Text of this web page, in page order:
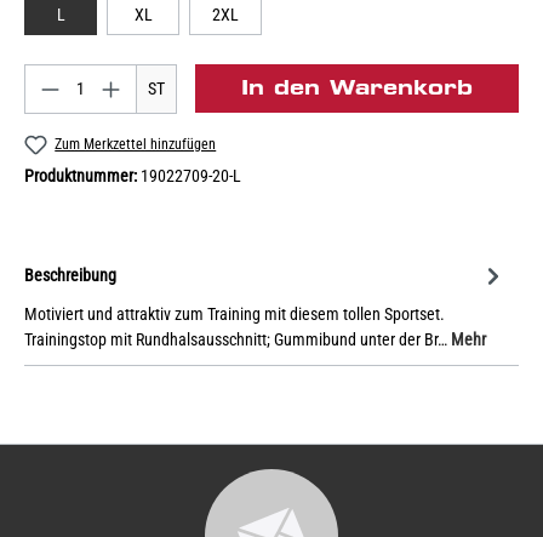
L XL 2XL
ST In den Warenkorb
Zum Merkzettel hinzufügen
Produktnummer: 19022709-20-L
Beschreibung
Motiviert und attraktiv zum Training mit diesem tollen Sportset.
Trainingstop mit Rundhalsausschnitt; Gummibund unter der Br… Mehr